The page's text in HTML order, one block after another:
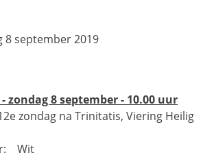
8 september 2019
zondag 8 september - 10.00 uur
zondag na Trinitatis, Viering Heilig
Wit